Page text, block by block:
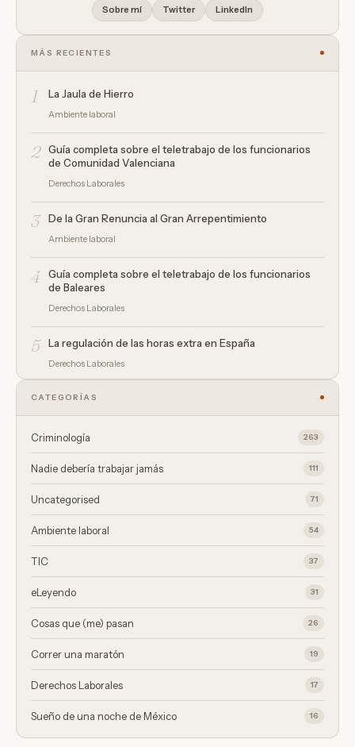
Sobre mí Twitter LinkedIn
MÁS RECIENTES
1 La Jaula de Hierro
Ambiente laboral
2
Guía completa sobre el teletrabajo de los funcionarios
de Comunidad Valenciana
Derechos Laborales
3 De la Gran Renuncia al Gran Arrepentimiento
Ambiente laboral
4
Guía completa sobre el teletrabajo de los funcionarios
de Baleares
Derechos Laborales
5 La regulación de las horas extra en España
Derechos Laborales
CATEGORÍAS
Criminología 263
Nadie debería trabajar jamás 111
Uncategorised 71
Ambiente laboral 54
TIC 37
eLeyendo 31
Cosas que (me) pasan 26
Correr una maratón 19
Derechos Laborales 17
Sueño de una noche de México 16